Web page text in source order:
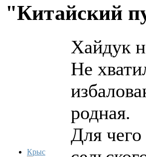
"Китайский
Крыс
Хайдук
Не
родная.
Для